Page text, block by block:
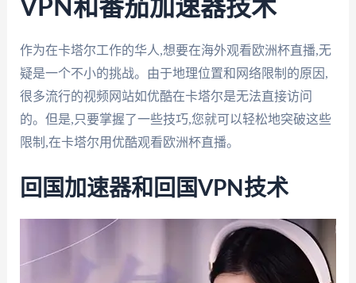
VPN和番茄加速器技术
作为在卡塔尔工作的华人,想要在海外观看欧洲杯直播,无
疑是一个不小的挑战。由于地理位置和网络限制的原因,
很多流行的视频网站如优酷在卡塔尔是无法直接访问
的。但是,只要掌握了一些技巧,您就可以轻松地突破这些
限制,在卡塔尔用优酷观看欧洲杯直播。
回国加速器和回国VPN技术